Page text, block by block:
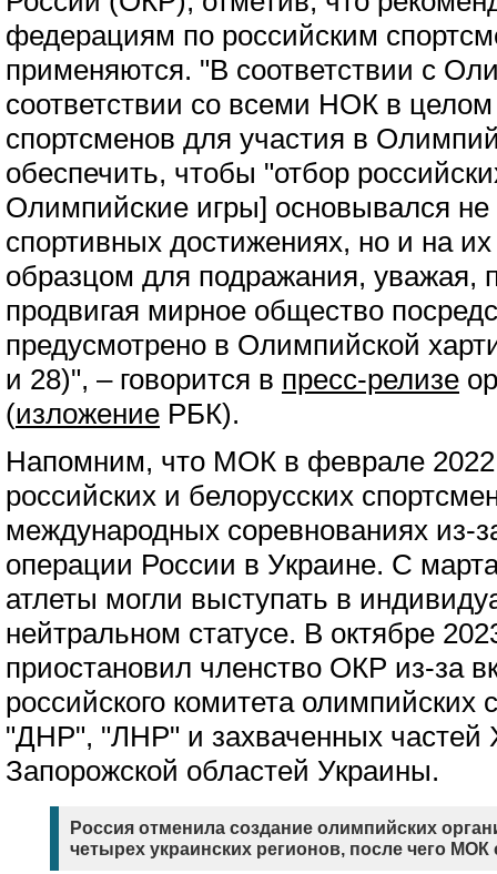
федерациям по российским
применяются. "В соответствии с
соответствии со всеми НОК в
спортсменов для участия в
обеспечить, чтобы "отбор
Олимпийские игры] основывался не
спортивных достижениях, но и на
образцом для подражания, уважая,
продвигая мирное общество
предусмотрено в Олимпийской
и 28)", – говорится в пресс-релизе
(изложение РБК).
Напомним, что МОК в феврале 2022
российских и белорусских
международных соревнованиях из-
операции России в Украине. С
атлеты могли выступать в
нейтральном статусе. В октябре
приостановил членство ОКР из-за
российского комитета олимпийских
"ДНР", "ЛНР" и захваченных частей
Запорожской областей Украины.
Россия отменила создание олимпийских
четырех украинских регионов, после чего МОК